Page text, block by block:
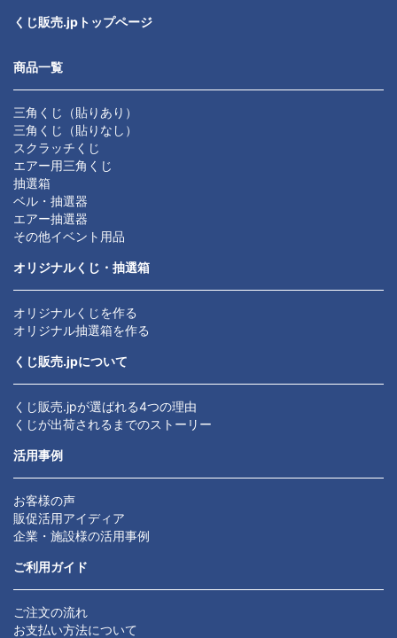
くじ販売.jpトップページ
商品一覧
三角くじ（貼りあり）
三角くじ（貼りなし）
スクラッチくじ
エアー用三角くじ
抽選箱
ベル・抽選器
エアー抽選器
その他イベント用品
オリジナルくじ・抽選箱
オリジナルくじを作る
オリジナル抽選箱を作る
くじ販売.jpについて
くじ販売.jpが選ばれる4つの理由
くじが出荷されるまでのストーリー
活用事例
お客様の声
販促活用アイディア
企業・施設様の活用事例
ご利用ガイド
ご注文の流れ
お支払い方法について